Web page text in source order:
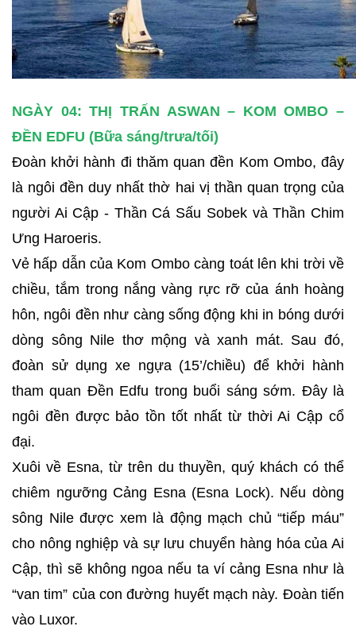
NGÀY 04: THỊ TRẤN ASWAN – KOM OMBO –
ĐỀN EDFU (Bữa sáng/trưa/tối)
Đoàn khởi hành đi thăm quan đền Kom Ombo, đây
là ngôi đền duy nhất thờ hai vị thần quan trọng của
người Ai Cập - Thần Cá Sấu Sobek và Thần Chim
Ưng Haroeris.
Vẻ hấp dẫn của Kom Ombo càng toát lên khi trời về
chiều, tắm trong nắng vàng rực rỡ của ánh hoàng
hôn, ngôi đền như càng sống động khi in bóng dưới
dòng sông Nile thơ mộng và xanh mát. Sau đó,
đoàn sử dụng xe ngựa (15’/chiều) để khởi hành
tham quan Đền Edfu trong buổi sáng sớm. Đây là
ngôi đền được bảo tồn tốt nhất từ thời Ai Cập cổ
đại.
Xuôi về Esna, từ trên du thuyền, quý khách có thể
chiêm ngưỡng Cảng Esna (Esna Lock). Nếu dòng
sông Nile được xem là động mạch chủ “tiếp máu”
cho nông nghiệp và sự lưu chuyển hàng hóa của Ai
Cập, thì sẽ không ngoa nếu ta ví cảng Esna như là
“van tim” của con đường huyết mạch này. Đoàn tiến
vào Luxor.